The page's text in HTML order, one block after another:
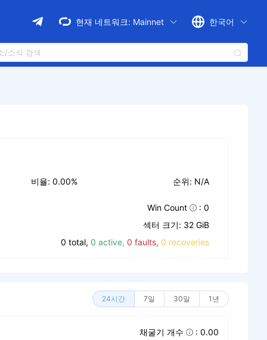
현재 네트워크: Mainnet 한국어
비율: 0.00% 순위: N/A
Win Count
: 0
섹터 크기: 32 GiB
0 total, 0 active, 0 faults, 0 recoveries
24시간 7일 30일 1년
채굴기 개수
: 0.00